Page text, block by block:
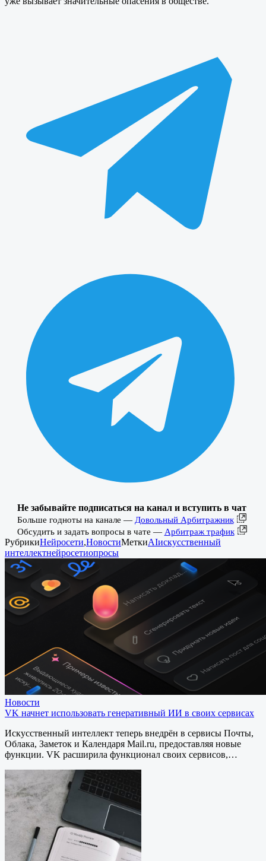
Не забывайте подписаться на канал и вступить в чат
Больше годноты на канале — Довольный Арбитражник
Обсудить и задать вопросы в чате — Арбитраж трафик
РубрикиНейросети,НовостиМеткиAIискусственный
интеллектнейросетиопросы
Новости
VK начнет использовать генеративный ИИ в своих сервисах
Искусственный интеллект теперь внедрён в сервисы Почты,
Облака, Заметок и Календаря Mail.ru, предоставляя новые
функции. VK расширила функционал своих сервисов,…